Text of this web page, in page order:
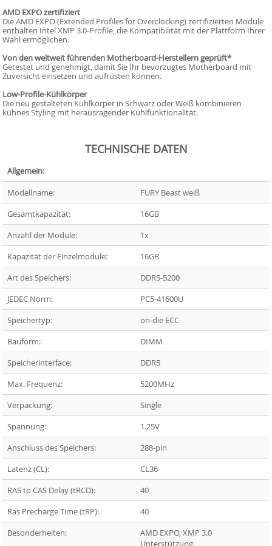
AMD EXPO zertifiziert
Die AMD EXPO (Extended Profiles for Overclocking) zertifizierten Module
enthalten Intel XMP 3.0-Profile, die Kompatibilität mit der Plattform Ihrer
Wahl ermöglichen.
Von den weltweit führenden Motherboard-Herstellern geprüft*
Getestet und genehmigt, damit Sie Ihr bevorzugtes Motherboard mit
Zuversicht einsetzen und aufrüsten können.
Low-Profile-Kühlkörper
Die neu gestalteten Kühlkörper in Schwarz oder Weiß kombinieren
kühnes Styling mit herausragender Kühlfunktionalität.
TECHNISCHE DATEN
Allgemein:
Modellname:
FURY Beast weiß
Gesamtkapazität:
16GB
Anzahl der Module:
1x
Kapazität der Einzelmodule:
16GB
Art des Speichers:
DDR5-5200
JEDEC Norm:
PC5-41600U
Speichertyp:
on-die ECC
Bauform:
DIMM
Speicherinterface:
DDR5
Max. Frequenz:
5200MHz
Verpackung:
Single
Spannung:
1.25V
Anschluss des Speichers:
288-pin
Latenz (CL):
CL36
RAS to CAS Delay (tRCD):
40
Ras Precharge Time (tRP):
40
Besonderheiten:
AMD EXPO, XMP 3.0
Unterstützung